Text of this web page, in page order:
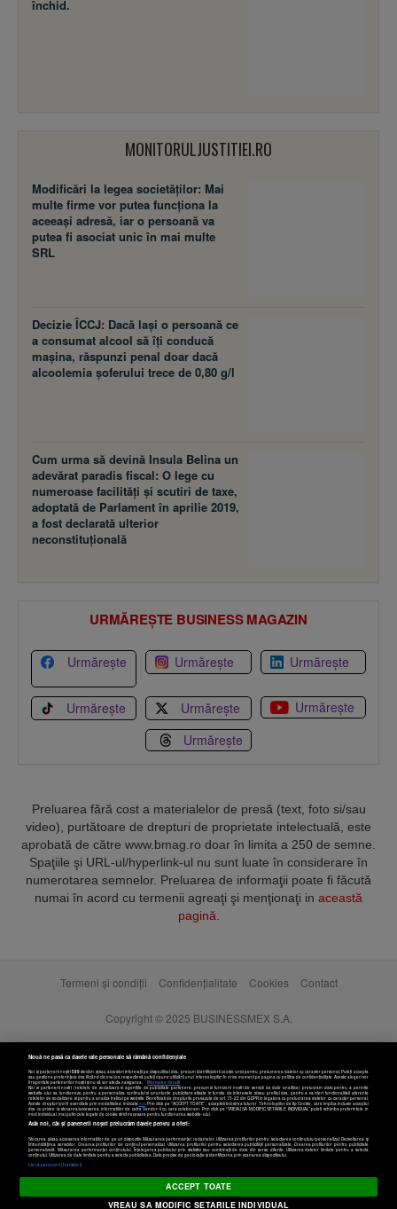
închid.
MONITORULJUSTITIEI.RO
Modificări la legea societăţilor: Mai
multe firme vor putea funcţiona la
aceeaşi adresă, iar o persoană va
putea fi asociat unic în mai multe
SRL
Decizie ÎCCJ: Dacă laşi o persoană ce
a consumat alcool să îţi conducă
maşina, răspunzi penal doar dacă
alcoolemia şoferului trece de 0,80 g/l
Cum urma să devină Insula Belina un
adevărat paradis fiscal: O lege cu
numeroase facilităţi şi scutiri de taxe,
adoptată de Parlament în aprilie 2019,
a fost declarată ulterior
neconstituţională
URMĂREȘTE BUSINESS MAGAZIN
Urmărește Urmărește Urmărește
Urmărește Urmărește
Urmărește
Urmărește
Preluarea fără cost a materialelor de presă (text, foto si/sau
video), purtătoare de drepturi de proprietate intelectuală, este
aprobată de către www.bmag.ro doar în limita a 250 de semne.
Spaţiile şi URL-ul/hyperlink-ul nu sunt luate în considerare în
numerotarea semnelor. Preluarea de informaţii poate fi făcută
numai în acord cu termenii agreaţi şi menţionaţi in această
pagină
Termeni și condiții Confidențialitate Cookies Contact
Copyright © 2025 BUSINESSMEX S.A.
Setări cookies
Nouă ne pasă ca datele tale personale să rămână confidențiale
Noi și partenerii noștri589stocăm și/sau accesăm informații pe dispozitivul dvs., precum identificatorii cookie unici pentru prelucrarea datelor cu caracter personal. Puteți accepta
sau gestiona preferințele dvs. făcând clic mai jos, respectiv vă puteți opune utilizării unui interes legitim în orice moment pe pagina cu politica de confidențialitate. Aceste alegeri vor
fi raportate partenerilor noștri și nu vă vor afecta navigarea.
Mai multe detalii
Noi si partenerii nostri (retelele de socializare si agentiile de publicitate partenere, precum si furnizorii nostri de servicii de date analitice) prelucram date pentru a permite
website-ului sa functioneze, pentru a personaliza continutul si anunturile publicitare afisate in functie de interesele si/sau profilul dvs., pentru a va oferi functionalitati aferente
retelelor de socializare si pentru a analiza traficul pe website. Beneficiati de drepturile prevazute de art. 15-22 din GDPR in legatura cu prelucrarea datelor cu caracter personal.
Aceste drepturi pot fi exercitate prin modalitatea indicataaici. Prin click pe “ACCEPT TOATE”, acceptati folosirea tuturor Tehnologiilor de tip Cookie, care implica inclusiv acceptul
dvs. cu privire la stocarea/accesarea informatiilor de catre Vendor-ii cu care colaboram. Prin click pe “VREAU SA MODIFIC SETARILE INDIVIDUAL” puteti schimba preferintele in
mod individual, mai putin cele legate de cookie strict necesare pentru functionarea website-ului.
Atât noi, cât și partenerii noștri prelucrăm datele pentru a oferi:
Stocarea și/sau accesarea informațiilor de pe un dispozitiv. Măsurarea performanței reclamelor. Utilizarea profilurilor pentru selectarea conținutului personalizat. Dezvoltarea și
îmbunătățirea serviciilor. Crearea profilurilor de conținut personalizat. Utilizarea profilurilor pentru selectarea publicității personalizate. Crearea profilurilor pentru publicitate
personalizată. Măsurarea performanței conținutului. Înțelegerea publicului prin statistici sau combinații de date din surse diferite. Utilizarea datelor limitate pentru a selecta
conținutul. Utilizarea de date limitate pentru a selecta publicitatea. Date precise de geolocație și identificarea prin scanarea dispozitivului.
Listă parteneri (furnizori)
ACCEPT TOATE
VREAU SA MODIFIC SETARILE INDIVIDUAL